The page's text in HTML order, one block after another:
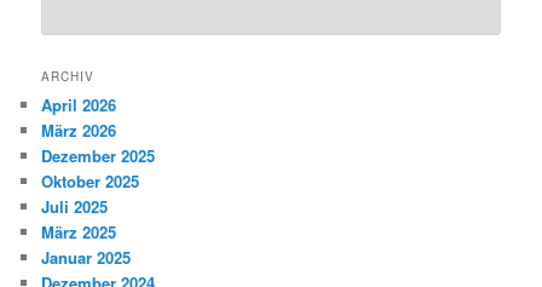
ARCHIV
April 2026
März 2026
Dezember 2025
Oktober 2025
Juli 2025
März 2025
Januar 2025